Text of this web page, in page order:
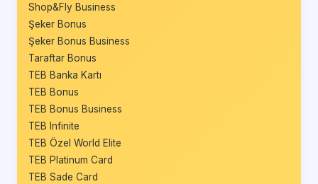
Shop&Fly Business
Şeker Bonus
Şeker Bonus Business
Taraftar Bonus
TEB Banka Kartı
TEB Bonus
TEB Bonus Business
TEB Infinite
TEB Özel World Elite
TEB Platinum Card
TEB Sade Card